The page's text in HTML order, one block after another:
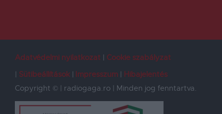
Adatvédelmi nyilatkozat
Cookie szabályzat
Sütibeállítások
Impresszum
Hibajelentés
Copyright © | radiogaga.ro | Minden jog fenntartva.